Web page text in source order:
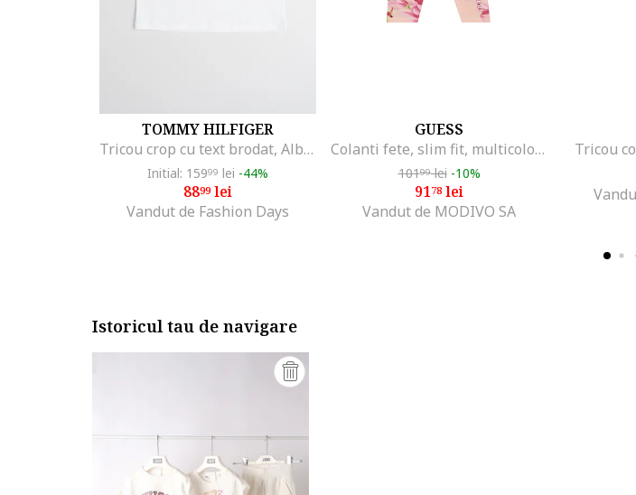
TOMMY HILFIGER
Tricou crop cu text brodat, Albastru ultramarin/Alb optic
Initial: 15999 lei -44%
8899lei
Vandut de Fashion Days
GUESS
Colanti fete, slim fit, multicolor, bumbac
10199lei -10%
9178 lei
Vandut de MODIVO SA
Tricou
Istoricul tau de navigare